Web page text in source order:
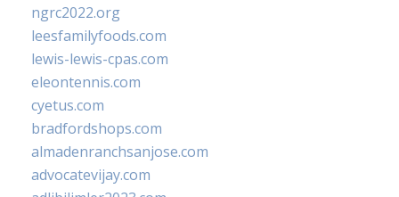
ngrc2022.org
leesfamilyfoods.com
lewis-lewis-cpas.com
eleontennis.com
cyetus.com
bradfordshops.com
almadenranchsanjose.com
advocatevijay.com